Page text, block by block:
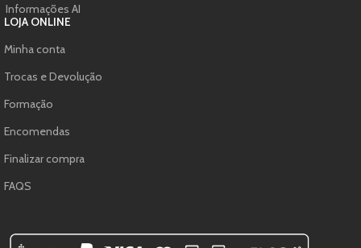
Informações AI
LOJA ONLINE
Minha conta
Trocas e Devolução
Formação
Encomendas
Finalizar compra
FAQS